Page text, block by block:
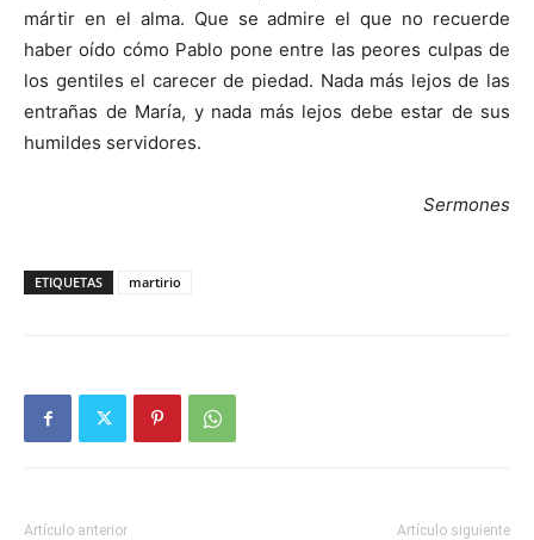
mártir en el alma. Que se admire el que no recuerde
haber oído cómo Pablo pone entre las peores culpas de
los gentiles el carecer de piedad. Nada más lejos de las
entrañas de María, y nada más lejos debe estar de sus
humildes servidores.
Sermones
ETIQUETAS martirio
Artículo anterior Artículo siguiente